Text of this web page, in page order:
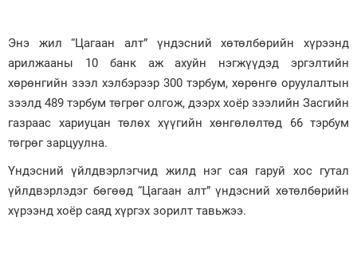
Энэ жил “Цагаан алт” үндэсний хөтөлбөрийн хүрээнд
арилжааны 10 банк аж ахуйн нэгжүүдэд эргэлтийн
хөрөнгийн зээл хэлбэрээр 300 тэрбум, хөрөнгө оруулалтын
зээлд 489 тэрбум төгрөг олгож, дээрх хоёр зээлийн Засгийн
газраас хариуцан төлөх хүүгийн хөнгөлөлтөд 66 тэрбум
төгрөг зарцуулна.
Үндэсний үйлдвэрлэгчид жилд нэг сая гаруй хос гутал
үйлдвэрлэдэг бөгөөд “Цагаан алт” үндэсний хөтөлбөрийн
хүрээнд хоёр саяд хүргэх зорилт тавьжээ.